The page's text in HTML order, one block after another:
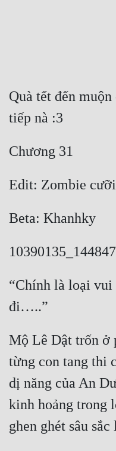
Cổ Đại
Du Hí
Dị Năng
Góc Nhìn Nam
Huyền Huyễn
Huyền Nghi
Hài Hước
Quà tết đến
tiếp nà :3
Chương 31
Edit: Zombie
Beta: Khanhky
“Chính là loại
đi…..”
Mộ Lê Dật trốn ở
từng con tang thi
dị năng của An
kinh hoảng trong
ghen ghét sâu